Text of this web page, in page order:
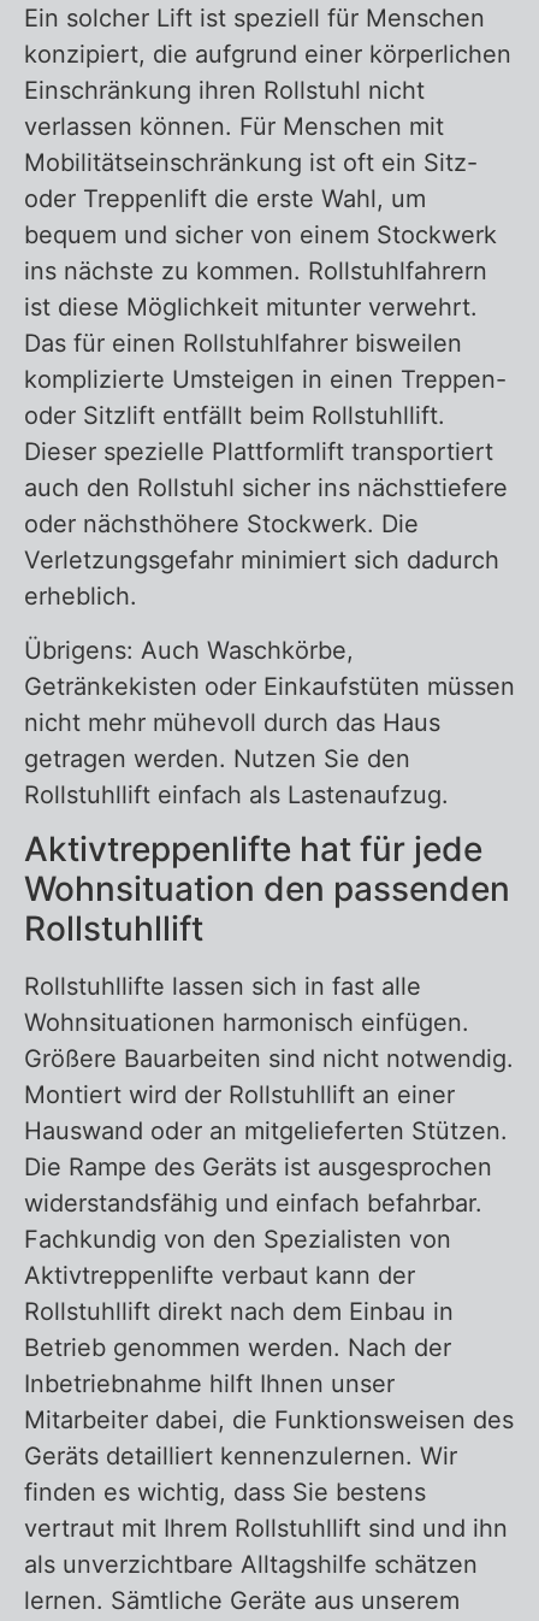
Ein solcher Lift ist speziell für Menschen
konzipiert, die aufgrund einer körperlichen
Einschränkung ihren Rollstuhl nicht
verlassen können. Für Menschen mit
Mobilitätseinschränkung ist oft ein Sitz-
oder Treppenlift die erste Wahl, um
bequem und sicher von einem Stockwerk
ins nächste zu kommen. Rollstuhlfahrern
ist diese Möglichkeit mitunter verwehrt.
Das für einen Rollstuhlfahrer bisweilen
komplizierte Umsteigen in einen Treppen-
oder Sitzlift entfällt beim Rollstuhllift.
Dieser spezielle Plattformlift transportiert
auch den Rollstuhl sicher ins nächsttiefere
oder nächsthöhere Stockwerk. Die
Verletzungsgefahr minimiert sich dadurch
erheblich.
Übrigens: Auch Waschkörbe,
Getränkekisten oder Einkaufstüten müssen
nicht mehr mühevoll durch das Haus
getragen werden. Nutzen Sie den
Rollstuhllift einfach als Lastenaufzug.
Aktivtreppenlifte hat für jede
Wohnsituation den passenden
Rollstuhllift
Rollstuhllifte lassen sich in fast alle
Wohnsituationen harmonisch einfügen.
Größere Bauarbeiten sind nicht notwendig.
Montiert wird der Rollstuhllift an einer
Hauswand oder an mitgelieferten Stützen.
Die Rampe des Geräts ist ausgesprochen
widerstandsfähig und einfach befahrbar.
Fachkundig von den Spezialisten von
Aktivtreppenlifte verbaut kann der
Rollstuhllift direkt nach dem Einbau in
Betrieb genommen werden. Nach der
Inbetriebnahme hilft Ihnen unser
Mitarbeiter dabei, die Funktionsweisen des
Geräts detailliert kennenzulernen. Wir
finden es wichtig, dass Sie bestens
vertraut mit Ihrem Rollstuhllift sind und ihn
als unverzichtbare Alltagshilfe schätzen
lernen. Sämtliche Geräte aus unserem